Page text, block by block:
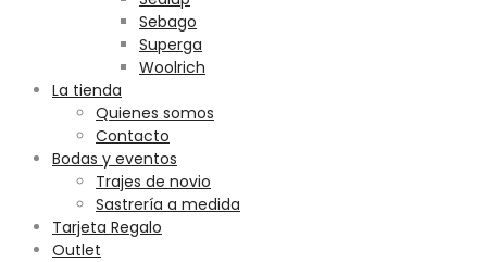
Sebago
Superga
Woolrich
La tienda
Quienes somos
Contacto
Bodas y eventos
Trajes de novio
Sastrería a medida
Tarjeta Regalo
Outlet